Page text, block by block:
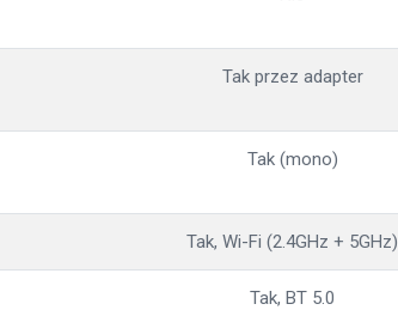
Tak przez adapter
Tak (mono)
Tak, Wi-Fi (2.4GHz + 5GHz)
Tak, BT 5.0